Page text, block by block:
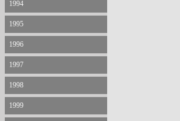
1994
1995
1996
1997
1998
1999